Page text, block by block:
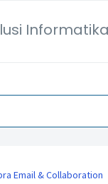
Informatika
Email & Collaboration